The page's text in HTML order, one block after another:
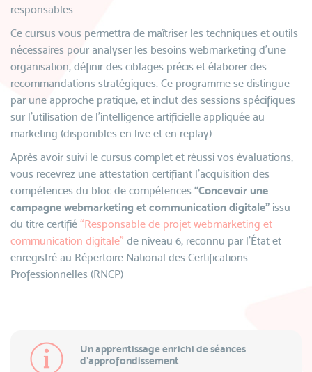
responsables.
Ce cursus vous permettra de maîtriser les techniques et outils
nécessaires pour analyser les besoins webmarketing d’une
organisation, définir des ciblages précis et élaborer des
recommandations stratégiques. Ce programme se distingue
par une approche pratique, et inclut des sessions spécifiques
sur l’utilisation de l’intelligence artificielle appliquée au
marketing (disponibles en live et en replay).
Après avoir suivi le cursus complet et réussi vos évaluations,
vous recevrez une attestation certifiant l’acquisition des
compétences du bloc de compétences “Concevoir une
campagne webmarketing et communication digitale” issu
du titre certifié “Responsable de projet webmarketing et
communication digitale” de niveau 6, reconnu par l’État et
enregistré au Répertoire National des Certifications
Professionnelles (RNCP)
Un apprentissage enrichi de séances
d’approfondissement